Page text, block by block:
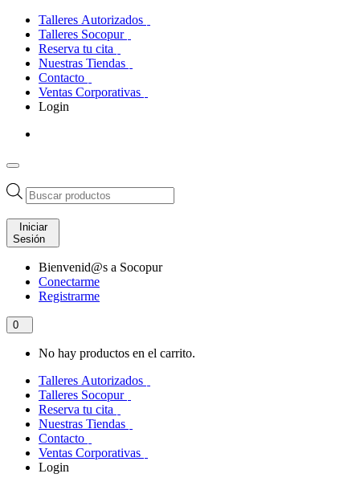
Talleres Autorizados
Talleres Socopur
Reserva tu cita
Nuestras Tiendas
Contacto
Ventas Corporativas
Login
Búsqueda
de
productos
Iniciar
Sesión
Bienvenid@s a Socopur
Conectarme
Registrarme
0
No hay productos en el carrito.
Talleres Autorizados
Talleres Socopur
Reserva tu cita
Nuestras Tiendas
Contacto
Ventas Corporativas
Login